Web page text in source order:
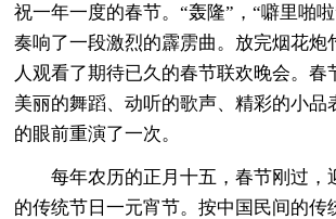
祝一年一度的春节。“轰隆”，“噼里啪
奏响了一段激烈的霹雳曲。放完烟花炮
人观看了期待已久的春节联欢晚会。春
美丽的舞蹈、动听的歌声、精彩的小品
的眼前重演了一次。
每年农历的正月十五，春节刚过，
的传统节日一元宵节。按中国民间的传